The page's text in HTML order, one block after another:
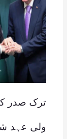
ترک صدر
ولی عہد